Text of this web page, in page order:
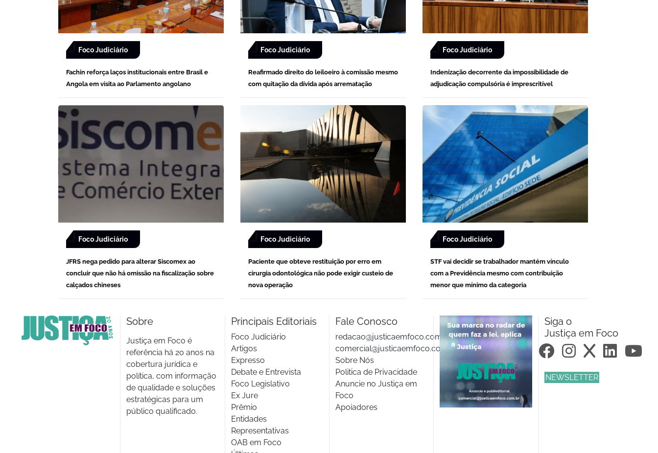
Foco Judiciário
Fachin reforça laços institucionais entre Brasil e
Angola em visita ao Parlamento angolano
Foco Judiciário
Reafirmado direito do leiloeiro à comissão mesmo
com quitação da dívida após arrematação
Foco Judiciário
Indenização decorrente da impossibilidade de
adjudicação compulsória é imprescritível
Foco Judiciário
JFRS nega pedido para alterar Siscomex ao
concluir que não há omissão na fiscalização sobre
calçados chineses
Foco Judiciário
Paciente que obteve restituição por erro em
cirurgia odontológica não pode exigir custeio de
nova operação
Foco Judiciário
STF vai decidir se trabalhador mantém vínculo
com a Previdência mesmo com contribuição
menor que mínimo da categoria
Sobre
Justiça em Foco é
referência há 20 anos na
cobertura jurídica e
política, com informação
de qualidade e soluções
estratégicas para um
público qualificado.
Principais Editoriais
Foco Judiciário
Artigos
Expresso
Debate e Entrevista
Foco Legislativo
Ex Jure
Prêmio
Entidades
Representativas
OAB em Foco
Fale Conosco
redacao@justicaemfoco.com.br
comercial@justicaemfoco.com.br
Sobre Nós
Politica de Privacidade
Anuncie no Justiça em
Foco
Apoiadores
Siga o
Justiça em Foco
NEWSLETTER